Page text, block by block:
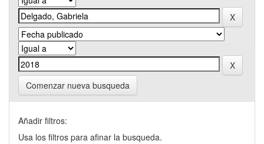
Comenzar nueva busqueda
Añadir filtros:
Usa los filtros para afinar la busqueda.